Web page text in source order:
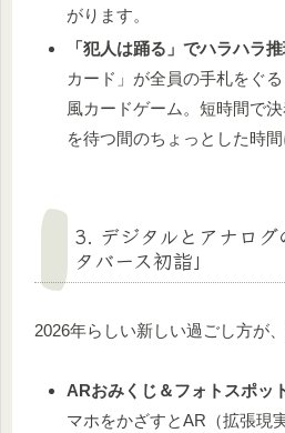
がります。
「犯人は踊る」でハラハラ
カード」が全員の手札をぐ
風カードゲーム。短時間で
を待つ間のちょっとした時間
3. デジタルとアナログ
タバース初詣」
2026年らしい新しい過ごし方が
ARおみくじ＆フォトスポッ
マホをかざすとAR（拡張現